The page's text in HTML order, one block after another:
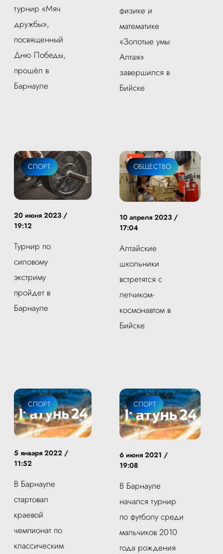
турнир «Мяч
дружбы»,
посвященный
Дню Победы,
прошёл в
Барнауле
физике и
математике
«Золотые умы
Алтая»
завершился в
Бийске
СПОРТ
20 июня 2023 /
19:12
Турнир по
силовому
экстриму
пройдет в
Барнауле
ОБЩЕСТВО
10 апреля 2023 /
17:04
Алтайские
школьники
встретятся с
летчиком-
космонавтом в
Бийске
СПОРТ
5 января 2022 /
11:52
В Барнауле
стартовал
краевой
чемпионат по
классическим
СПОРТ
6 июня 2021 /
19:08
В Барнауле
начался турнир
по футболу среди
мальчиков 2010
года рождения